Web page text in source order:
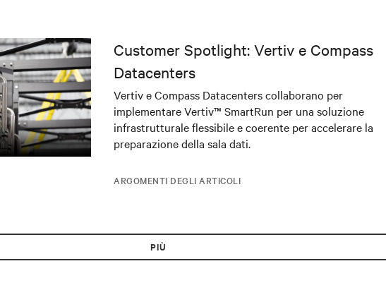
ARGOMENTI DEGLI ARTICOLI
Customer Spotlight: Vertiv e Compass
Datacenters
Vertiv e Compass Datacenters collaborano per
implementare Vertiv™ SmartRun per una soluzione
infrastrutturale flessibile e coerente per accelerare la
preparazione della sala dati.
PIÙ